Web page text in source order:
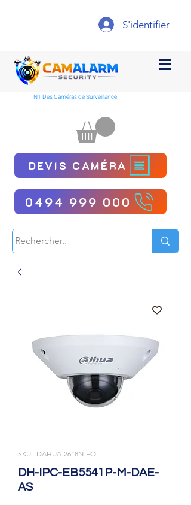
S'identifier
N1 Des Caméras de Surveillance
DEVIS CAMÉRA
0494 999 000
SKU : DAHUA-2618N-FO
DH-IPC-EB5541P-M-DAE-
AS